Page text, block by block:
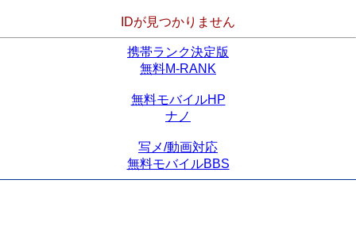
IDが見つかりません
携帯ランク決定版
無料M-RANK
無料モバイルHP
ナノ
写メ/動画対応
無料モバイルBBS